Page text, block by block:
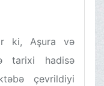
ki, Aşura və
tarixi hadisə
çevrildiyi